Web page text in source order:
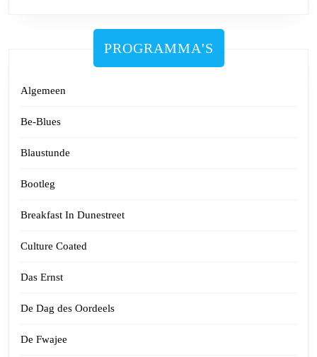
PROGRAMMA'S
Algemeen
Be-Blues
Blaustunde
Bootleg
Breakfast In Dunestreet
Culture Coated
Das Ernst
De Dag des Oordeels
De Fwajee